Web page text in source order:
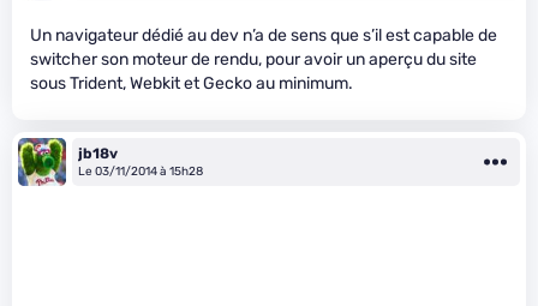
Un navigateur dédié au dev n’a de sens que s’il est capable de
switcher son moteur de rendu, pour avoir un aperçu du site
sous Trident, Webkit et Gecko au minimum.
jb18v
Le 03/11/2014 à 15h28